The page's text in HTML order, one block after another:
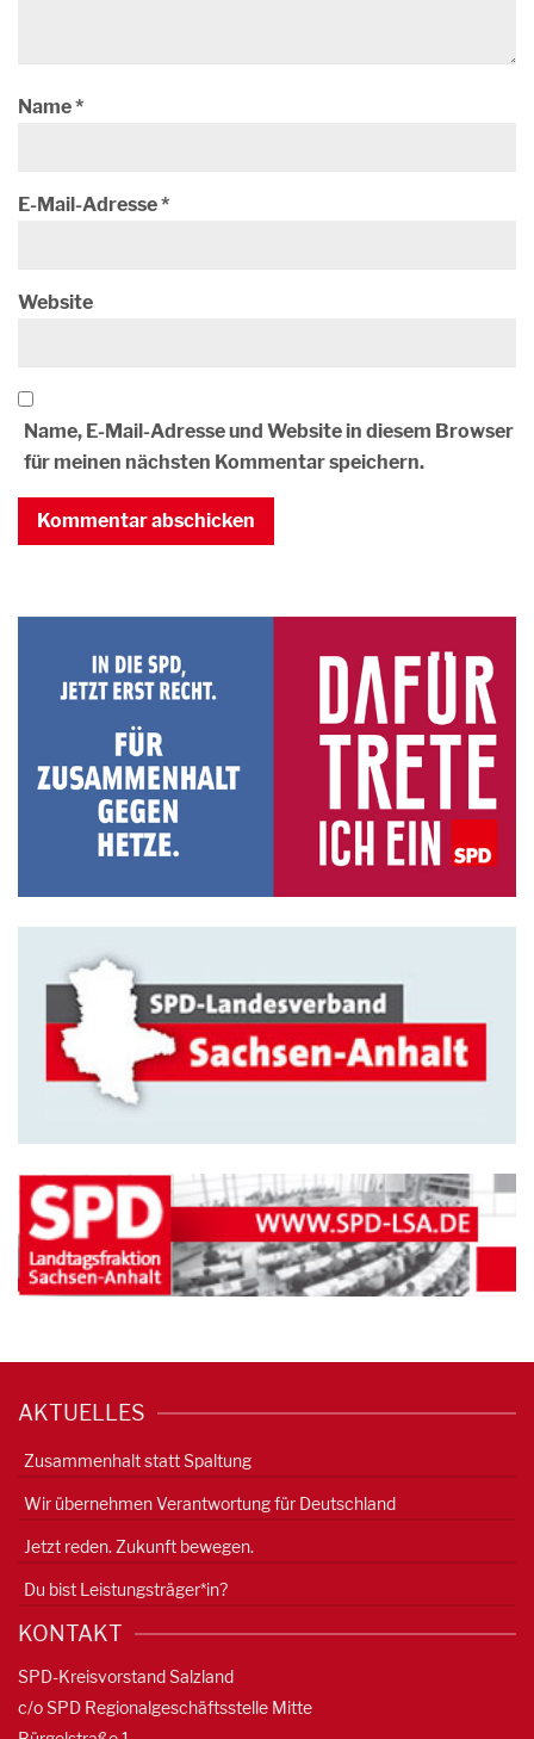
Name*
E-Mail-Adresse*
Website
Name, E-Mail-Adresse und Website in diesem Browser
für meinen nächsten Kommentar speichern.
AKTUELLES
Zusammenhalt statt Spaltung
Wir übernehmen Verantwortung für Deutschland
Jetzt reden. Zukunft bewegen.
Du bist Leistungsträger*in?
KONTAKT
SPD-Kreisvorstand Salzland
c/o SPD Regionalgeschäftsstelle Mitte